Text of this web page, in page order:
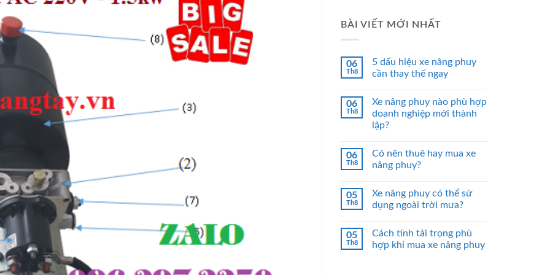
BÀI VIẾT MỚI NHẤT
06
Th8
5 dấu hiệu xe nâng phuy
cần thay thế ngay
06
Th8
Xe nâng phuy nào phù hợp
doanh nghiệp mới thành
lập?
06
Th8
Có nên thuê hay mua xe
nâng phuy?
05
Th8
Xe nâng phuy có thể sử
dụng ngoài trời mưa?
05
Th8
Cách tính tải trọng phù
hợp khi mua xe nâng phuy